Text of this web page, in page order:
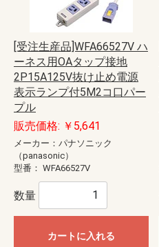
[受注生産品]WFA66527V ハ
ーネス用OAタップ接地
2P15A125V抜け止め電源
表示ランプ付5M2コ口パー
プル
販売価格: ￥5,641
メーカー：パナソニック
（panasonic）
型番： WFA66527V
数量
カートに入れる